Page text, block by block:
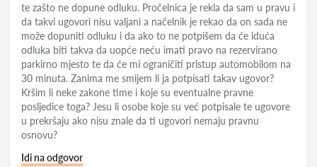
te zašto ne dopune odluku. Pročelnica je rekla da sam u pravu i
da takvi ugovori nisu valjani a načelnik je rekao da on sada ne
može dopuniti odluku i da ako to ne potpišem da će iduća
odluka biti takva da uopće neću imati pravo na rezervirano
parkirno mjesto te da će mi ograničiti pristup automobilom na
30 minuta. Zanima me smijem li ja potpisati takav ugovor?
Kršim li neke zakone time i koje su eventualne pravne
posljedice toga? Jesu li osobe koje su već potpisale te ugovore
u prekršaju ako nisu znale da ti ugovori nemaju pravnu
osnovu?
Idi na odgovor